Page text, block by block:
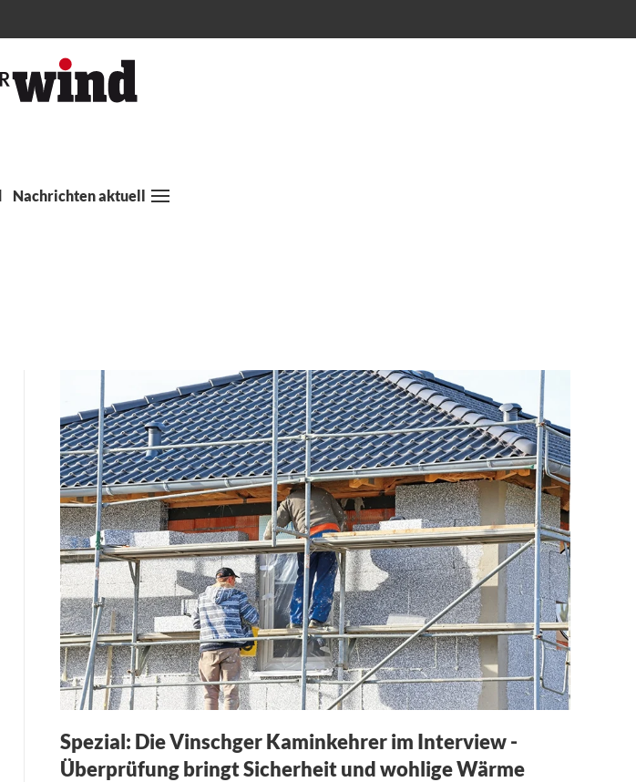
Nachrichten aktuell
Spezial: Die Vinschger Kaminkehrer im Interview -
Überprüfung bringt Sicherheit und wohlige Wärme